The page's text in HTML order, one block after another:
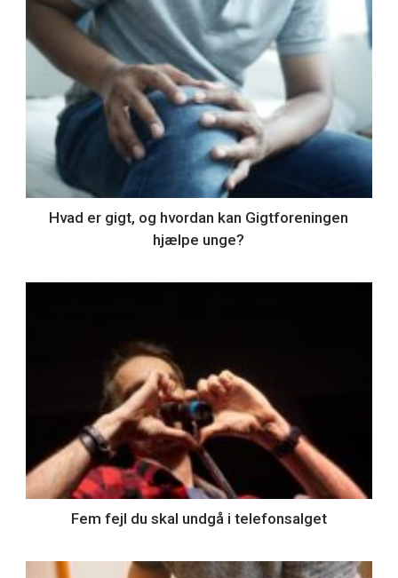
Hvad er gigt, og hvordan kan Gigtforeningen
hjælpe unge?
Fem fejl du skal undgå i telefonsalget